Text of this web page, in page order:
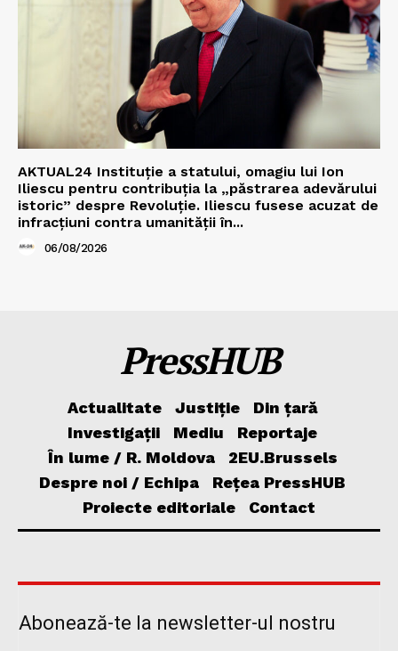
AKTUAL24 Instituție a statului, omagiu lui Ion
Iliescu pentru contribuția la „păstrarea adevărului
istoric” despre Revoluție. Iliescu fusese acuzat de
infracțiuni contra umanității în...
06/08/2026
PressHUB
Actualitate Justiție
Din țară
Investigații
Mediu
Reportaje
În lume / R. Moldova
2EU.Brussels
Despre noi / Echipa
Rețea PressHUB
Proiecte editoriale
Contact
Abonează-te la newsletter-ul nostru